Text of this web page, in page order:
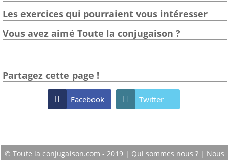
Les exercices qui pourraient vous intéresser
Vous avez aimé Toute la conjugaison ?
Partagez cette page !
 Facebook  Twitter
© Toute la conjugaison.com - 2019 | Qui sommes nous ? | Nous